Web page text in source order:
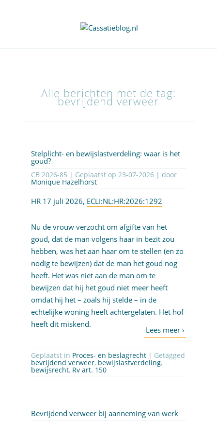
Alle berichten met de tag:
bevrijdend verweer
Stelplicht- en bewijslastverdeling: waar is het
goud?
CB 2026-85 | Geplaatst op 23-07-2026| door
Monique Hazelhorst
HR 17 juli 2026, ECLI:NL:HR:2026:1292
Nu de vrouw verzocht om afgifte van het
goud, dat de man volgens haar in bezit zou
hebben, was het aan haar om te stellen (en zo
nodig te bewijzen) dat de man het goud nog
heeft. Het was niet aan de man om te
bewijzen dat hij het goud niet meer heeft
omdat hij het – zoals hij stelde – in de
echtelijke woning heeft achtergelaten. Het hof
heeft dit miskend.
Geplaatst in Proces- en beslagrecht | Getagged
bevrijdend verweer, bewijslastverdeling,
bewijsrecht, Rv art. 150
Bevrijdend verweer bij aanneming van werk